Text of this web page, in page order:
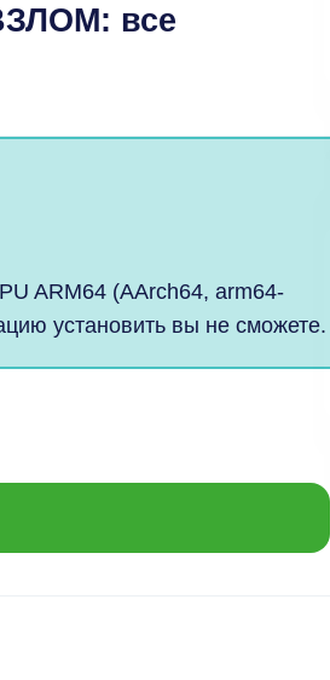
все
ARM64 (AArch64, arm64-
установить вы не сможете.